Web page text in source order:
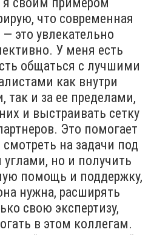
что современная
— это увлекательно
У меня есть
общаться с лучшими
как внутри
так и за ее пределами,
и выстраивать сетку
Это помогает
смотреть на задачи под
но и получить
помощь и поддержку,
нужна, расширять
свою экспертизу,
в этом коллегам.